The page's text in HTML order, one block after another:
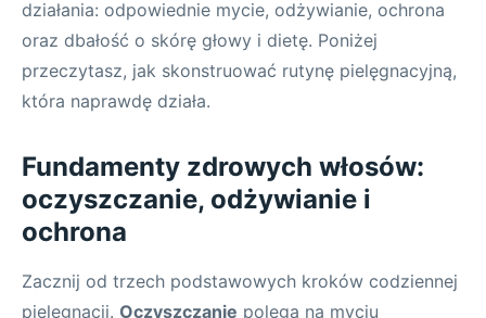
działania: odpowiednie mycie, odżywianie, ochrona
oraz dbałość o skórę głowy i dietę. Poniżej
przeczytasz, jak skonstruować rutynę pielęgnacyjną,
która naprawdę działa.
Fundamenty zdrowych włosów:
oczyszczanie, odżywianie i
ochrona
Zacznij od trzech podstawowych kroków codziennej
pielęgnacji. Oczyszczanie polega na myciu